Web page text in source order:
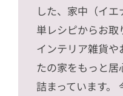
した、家中（イ
単レシピからお
インテリア雑貨
たの家をもっと
詰まっています。